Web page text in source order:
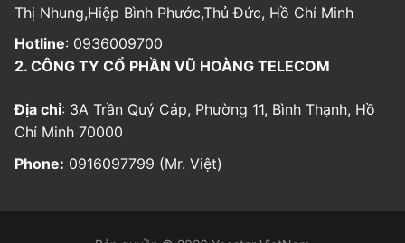
Thị Nhung,Hiệp Bình Phước,Thủ Đức, Hồ Chí Minh
Hotline: 0936009700
2. CÔNG TY CỔ PHẦN VŨ HOÀNG TELECOM
Địa chỉ: 3A Trần Quý Cáp, Phường 11, Bình Thạnh, Hồ
Chí Minh 70000
Phone: 0916097799 (Mr. Việt)